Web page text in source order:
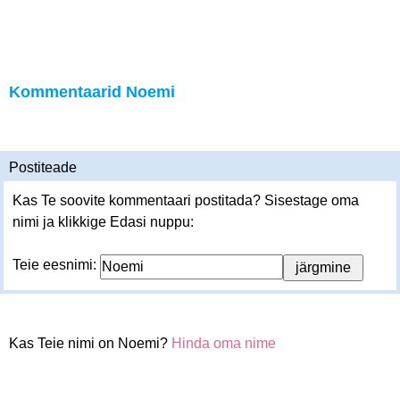
Kommentaarid Noemi
Postiteade
Kas Te soovite kommentaari postitada? Sisestage oma
nimi ja klikkige Edasi nuppu:
Teie eesnimi:
Kas Teie nimi on Noemi? Hinda oma nime